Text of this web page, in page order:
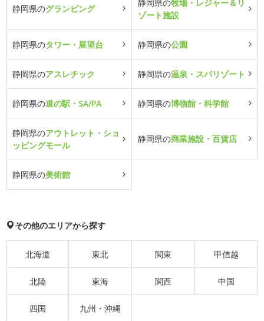
静岡県のグランピング
静岡県の牧場・レジャー＆リ
ゾート施設
静岡県のタワー・展望台 静岡県の公園
静岡県のアスレチック 静岡県の温泉・スパリゾート
静岡県の道の駅・SA/PA 静岡県の博物館・科学館
静岡県のアウトレット・ショ
ッピングモール
静岡県の商業施設・百貨店
静岡県の美術館
その他のエリアから探す
北海道 東北 関東 甲信越
北陸 東海 関西 中国
四国 九州・沖縄